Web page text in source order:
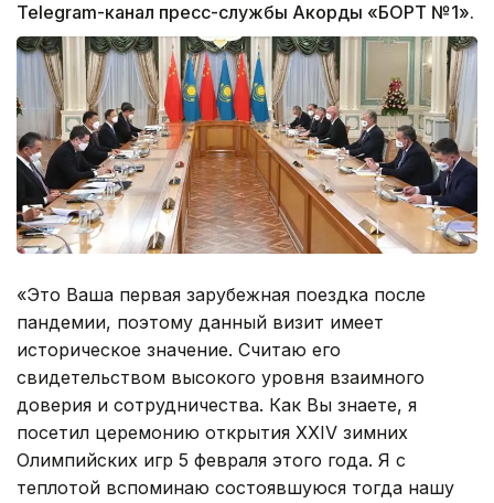
Telegram-канал пресс-службы Акорды «БОРТ №1».
«Это Ваша первая зарубежная поездка после
пандемии, поэтому данный визит имеет
историческое значение. Считаю его
свидетельством высокого уровня взаимного
доверия и сотрудничества. Как Вы знаете, я
посетил церемонию открытия XXIV зимних
Олимпийских игр 5 февраля этого года. Я с
теплотой вспоминаю состоявшуюся тогда нашу